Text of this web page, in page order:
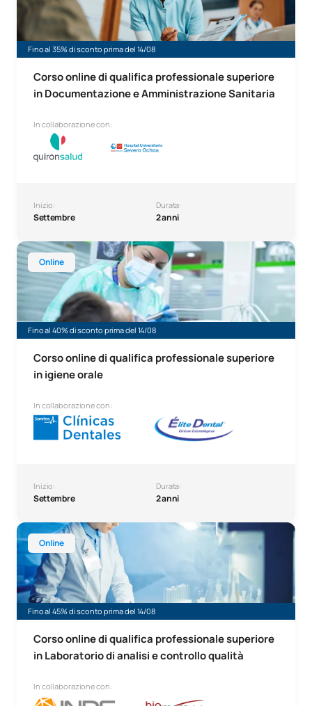
Fino al 35% di sconto prima del 14/08
Corso online di qualifica professionale superiore
in Documentazione e Amministrazione Sanitaria
In collaborazione con:
Inizio:
Settembre
Durata:
2 anni
Online
Fino al 40% di sconto prima del 14/08
Corso online di qualifica professionale superiore
in igiene orale
In collaborazione con:
Inizio:
Settembre
Durata:
2 anni
Corso online di qualifica professionale superiore in igiene
Online
Fino al 45% di sconto prima del 14/08
Corso online di qualifica professionale superiore
in Laboratorio di analisi e controllo qualità
In collaborazione con:
Corso online di qualifica professionale superiore in